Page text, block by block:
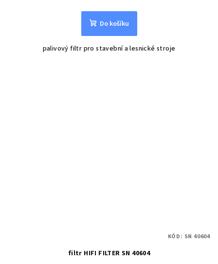
Do košíku
palivový filtr pro stavební a lesnické stroje
filtr HIFI FILTER SN 40604
KÓD: SN 40604